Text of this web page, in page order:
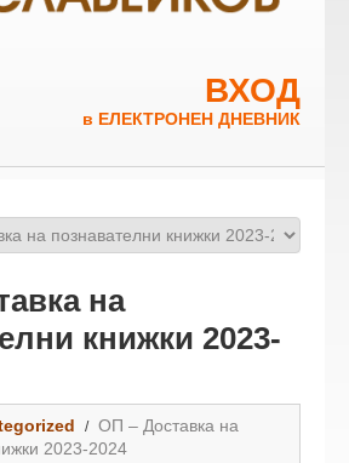
ВХОД
в ЕЛЕКТРОНЕН ДНЕВНИК
на
книжки 2023-
ОП – Доставка на
2023-2024